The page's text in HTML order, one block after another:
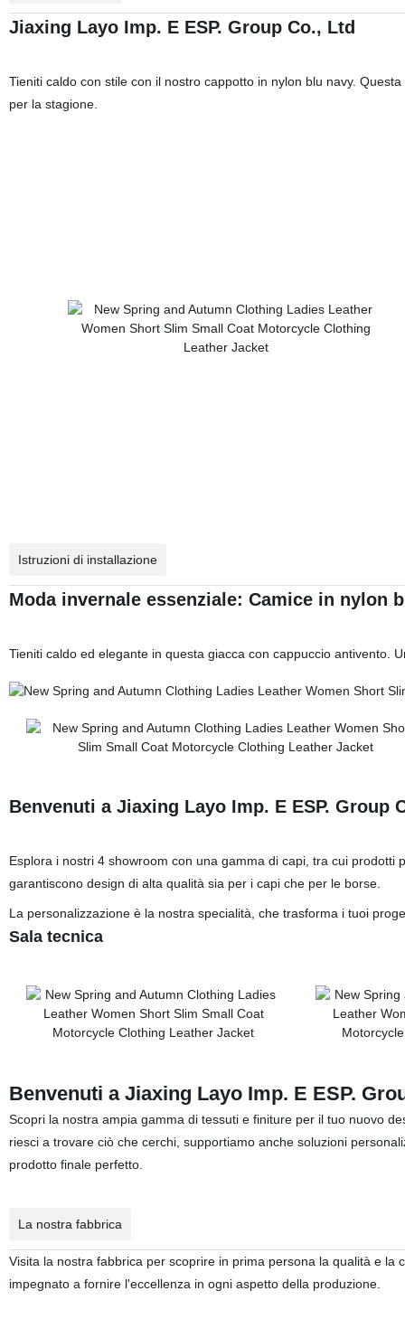
Jiaxing Layo Imp. E ESP. Group Co., Ltd
Tieniti caldo con stile con il nostro cappotto in nylon blu navy.
per la stagione.
Istruzioni di installazione
Moda invernale essenziale: Camice in nylon
Tieniti caldo ed elegante in questa giacca con cappuccio antivento.
Benvenuti a Jiaxing Layo Imp. E ESP. Group
Esplora i nostri 4 showroom con una gamma di capi, tra cui
garantiscono design di alta qualità sia per i capi che per le borse.
La personalizzazione è la nostra specialità, che trasforma i tuoi
Sala tecnica
Benvenuti a Jiaxing Layo Imp. E ESP.
Scopri la nostra ampia gamma di tessuti e finiture per il tuo nuovo
riesci a trovare ciò che cerchi, supportiamo anche soluzioni
prodotto finale perfetto.
La nostra fabbrica
Visita la nostra fabbrica per scoprire in prima persona la qualità e
impegnato a fornire l'eccellenza in ogni aspetto della produzione.